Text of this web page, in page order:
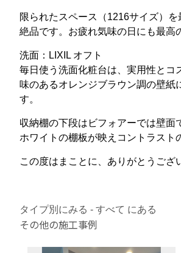
限られたスペース（1216サイズ）
絶品です。お疲れ気味の日にも最高
洗面：LIXIL オフト
毎日使う洗面化粧台は、実用性とコ
味のあるオレンジブラウン調の壁紙
す。
収納棚の下段はビフォアーでは壁面
ホワイトの棚板が映えコントラスト
この度はまことに、ありがとうござ
タイプ別にみる - すべて にある
その他の施工事例